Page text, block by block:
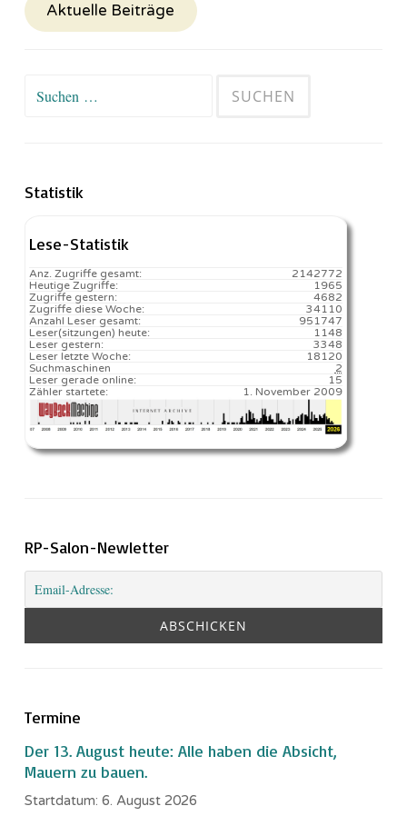
Aktuelle Beiträge
Suchen
Statistik
Lese-Statistik
2142772
Anz. Zugriffe gesamt:
1965
Heutige Zugriffe:
4682
Zugriffe gestern:
34110
Zugriffe diese Woche:
951747
Anzahl Leser gesamt:
1148️
Leser(sitzungen) heute:
3348
Leser gestern:
18120️
Leser letzte Woche:
2
Suchmaschinen
15
Leser gerade online:
1. November 2009
Zähler startete:
RP-Salon-Newletter
Termine
Der 13. August heute: Alle haben die Absicht,
Mauern zu bauen.
Startdatum: 6. August 2026